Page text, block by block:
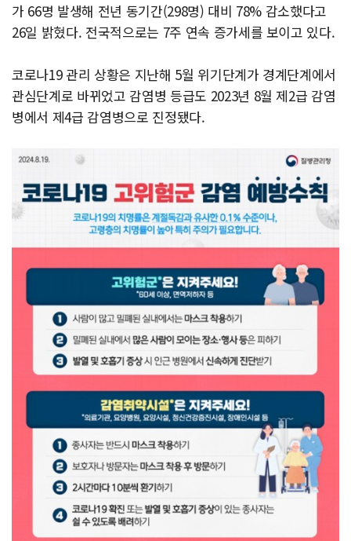
가 66명 발생해 전년 동기간(298명) 대비 78% 감소했다고
26일 밝혔다. 전국적으로는 7주 연속 증가세를 보이고 있다.
코로나19 관리 상황은 지난해 5월 위기단계가 경계단계에서
관심단계로 바뀌었고 감염병 등급도 2023년 8월 제2급 감염
병에서 제4급 감염병으로 진정됐다.